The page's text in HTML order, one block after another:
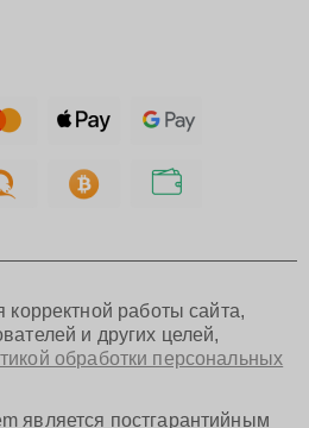
работы сайта,
и других целей,
обработки персональных
является постгарантийным